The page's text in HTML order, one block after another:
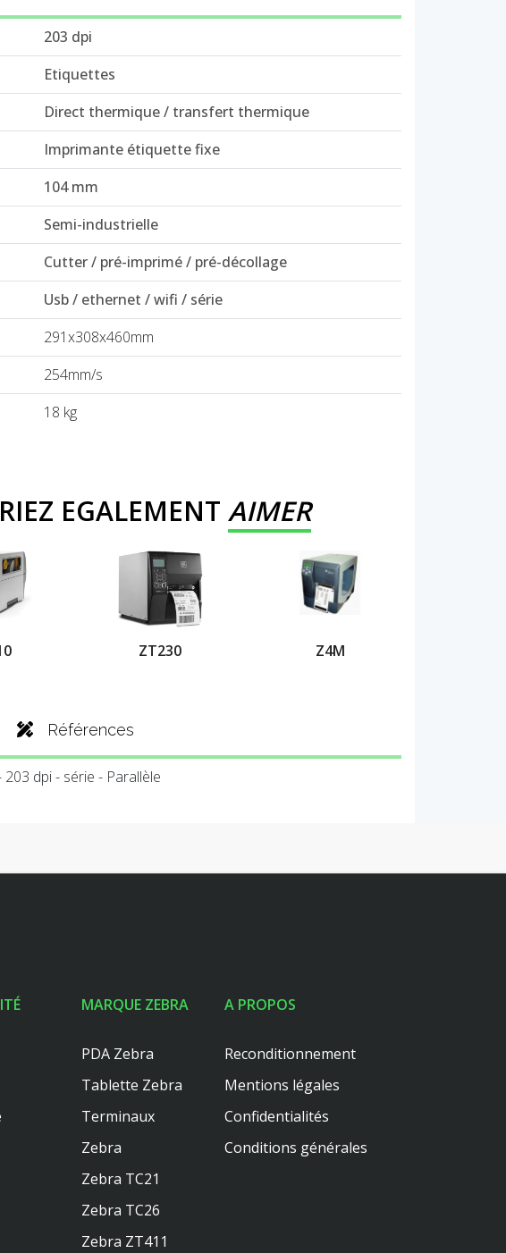
203 dpi
Etiquettes
Direct thermique / transfert thermique
Imprimante étiquette fixe
104 mm
Semi-industrielle
Cutter / pré-imprimé / pré-décollage
Usb / ethernet / wifi / série
291x308x460mm
254mm/s
18 kg
EGALEMENT AIMER
ZT230 Z4M
Références
203 dpi - série - Parallèle
MARQUE ZEBRA
PDA Zebra
Tablette Zebra
Terminaux
Zebra
Zebra TC21
Zebra TC26
Zebra ZT411
A PROPOS
Reconditionnement
Mentions légales
Confidentialités
Conditions générales